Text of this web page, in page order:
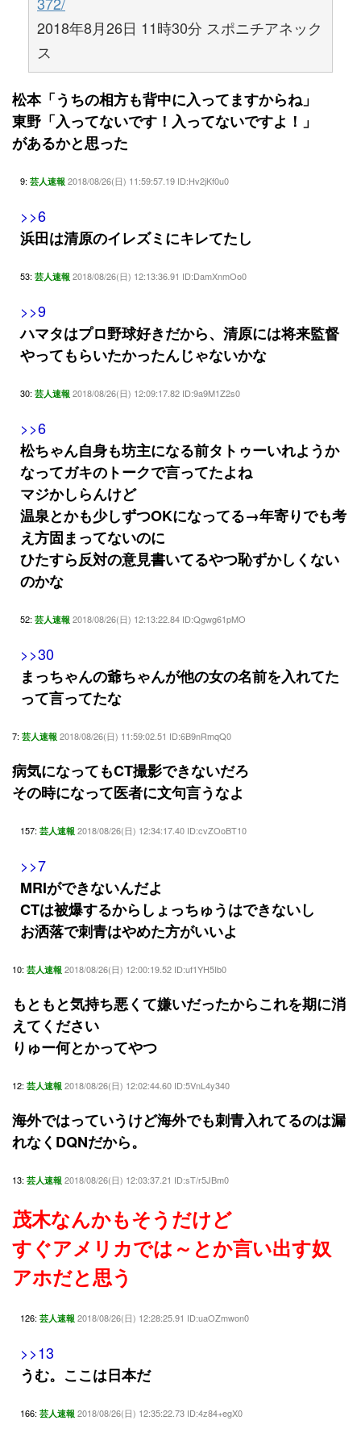
2018年8月26日 11時30分 スポニチアネック
ス
松本「うちの相方も背中に入ってますからね」
東野「入ってないです！入ってないですよ！」
があるかと思った
9: 芸人速報 2018/08/26(日) 11:59:57.19 ID:Hv2jKf0u0
>>6
浜田は清原のイレズミにキレてたし
53: 芸人速報 2018/08/26(日) 12:13:36.91 ID:DamXnmOo0
>>9
ハマタはプロ野球好きだから、清原には将来監督
やってもらいたかったんじゃないかな
30: 芸人速報 2018/08/26(日) 12:09:17.82 ID:9a9M1Z2s0
>>6
松ちゃん自身も坊主になる前タトゥーいれようか
なってガキのトークで言ってたよね
マジかしらんけど
温泉とかも少しずつOKになってる→年寄りでも考
え方固まってないのに
ひたすら反対の意見書いてるやつ恥ずかしくない
のかな
52: 芸人速報 2018/08/26(日) 12:13:22.84 ID:Qgwg61pMO
>>30
まっちゃんの爺ちゃんが他の女の名前を入れてた
って言ってたな
7: 芸人速報 2018/08/26(日) 11:59:02.51 ID:6B9nRmqQ0
病気になってもCT撮影できないだろ
その時になって医者に文句言うなよ
157: 芸人速報 2018/08/26(日) 12:34:17.40 ID:cvZOoBT10
>>7
MRIができないんだよ
CTは被爆するからしょっちゅうはできないし
お洒落で刺青はやめた方がいいよ
10: 芸人速報 2018/08/26(日) 12:00:19.52 ID:uf1YH5Ib0
もともと気持ち悪くて嫌いだったからこれを期に消
えてください
りゅー何とかってやつ
12: 芸人速報 2018/08/26(日) 12:02:44.60 ID:5VnL4y340
海外ではっていうけど海外でも刺青入れてるのは漏
れなくDQNだから。
13: 芸人速報 2018/08/26(日) 12:03:37.21 ID:sT/r5JBm0
茂木なんかもそうだけど
すぐアメリカでは～とか言い出す奴
アホだと思う
126: 芸人速報 2018/08/26(日) 12:28:25.91 ID:uaOZmwon0
>>13
うむ。ここは日本だ
166: 芸人速報 2018/08/26(日) 12:35:22.73 ID:4z84+egX0